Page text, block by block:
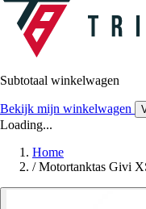
Subtotaal winkelwagen
Bekijk mijn winkelwagen
Loading...
Home
/ Motortanktas Givi